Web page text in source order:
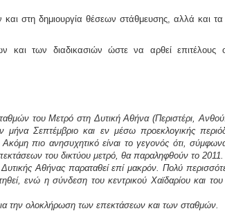
στη δημιουργία θέσεων στάθμευσης, αλλά και τα
των διαδικασιών ώστε να αρθεί επιτέλους ο
του Μετρό στη Δυτική Αθήνα (Περιστέρι,
Σεπτέμβριο και εν μέσω προεκλογικής
πιο ανησυχητικό είναι το γεγονός ότι,
του δικτύου μετρό, θα παραληφθούν το 2011.
Αθήνας παραταθεί επί μακρόν. Πολύ
ενώ η σύνδεση του κεντρικού Χαϊδαρίου και του
την ολοκλήρωση των επεκτάσεων και των σταθμών.